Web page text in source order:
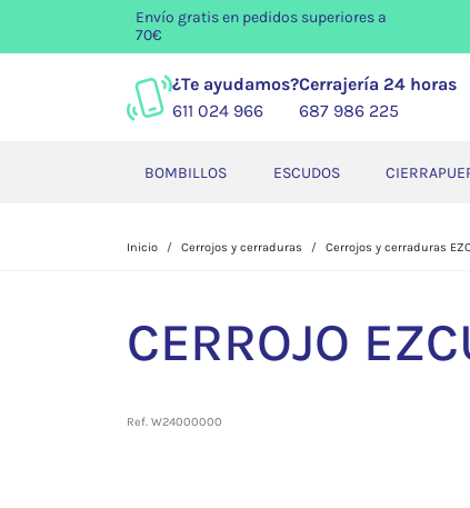
Envío gratisen pedidos superiores a
70€
¿Te ayudamos?
611 024 966
Cerrajería 24 horas
687 986 225
BOMBILLOS ESCUDOS
Inicio Cerrojos y cerraduras Cerrojos y cerraduras
CERROJO
Ref. W24000000